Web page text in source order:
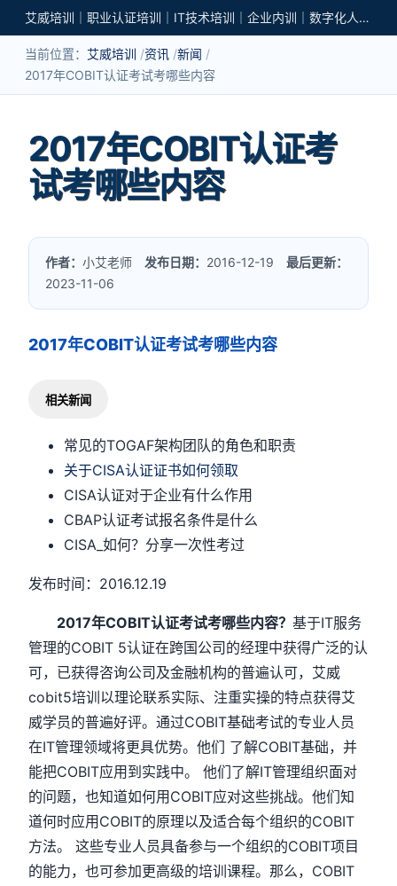
艾威培训｜职业认证培训｜IT技术培训｜企业内训｜数字化人才培养
当前位置： 艾威培训 资讯 新闻
2017年COBIT认证考试考哪些内容
2017年COBIT认证考
试考哪些内容
作者：小艾老师 发布日期： 2016-12-19最后更新：
2023-11-06
2017年COBIT认证考试考哪些内容
相关新闻
常见的TOGAF架构团队的角色和职责
关于CISA认证证书如何领取
CISA认证对于企业有什么作用
CBAP认证考试报名条件是什么
CISA_如何？分享一次性考过
发布时间：2016.12.19
2017年COBIT认证考试考哪些内容？基于IT服务
管理的COBIT 5认证在跨国公司的经理中获得广泛的认
可，已获得咨询公司及金融机构的普遍认可，艾威
cobit5培训以理论联系实际、注重实操的特点获得艾
威学员的普遍好评。通过COBIT基础考试的专业人员
在IT管理领域将更具优势。他们 了解COBIT基础，并
能把COBIT应用到实践中。 他们了解IT管理组织面对
的问题，也知道如何用COBIT应对这些挑战。他们知
道何时应用COBIT的原理以及适合每个组织的COBIT
方法。 这些专业人员具备参与一个组织的COBIT项目
的能力，也可参加更高级的培训课程。那么，COBIT